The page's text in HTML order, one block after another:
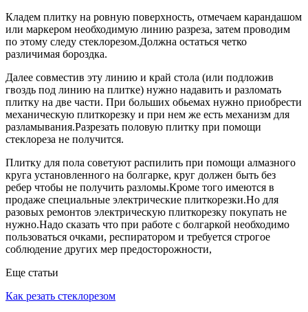
Кладем плитку на ровную поверхность, отмечаем карандашом
или маркером необходимую линию разреза, затем проводим
по этому следу стеклорезом.Должна остаться четко
различимая бороздка.
Далее совместив эту линию и край стола (или подложив
гвоздь под линию на плитке) нужно надавить и разломать
плитку на две части. При больших обьемах нужно приобрести
механическую плиткорезку и при нем же есть механизм для
разламывания.Разрезать половую плитку при помощи
стеклореза не получится.
Плитку для пола советуют распилить при помощи алмазного
круга установленного на болгарке, круг должен быть без
ребер чтобы не получить разломы.Кроме того имеются в
продаже специальные электрические плиткорезки.Но для
разовых ремонтов электрическую плиткорезку покупать не
нужно.Надо сказать что при работе с болгаркой необходимо
пользоваться очками, респиратором и требуется строгое
соблюдение других мер предосторожности,
Еще статьи
Как резать стеклорезом